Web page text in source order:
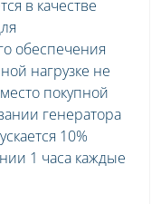
в качестве
обеспечения
нагрузке не
покупной
генератора
10%
1 часа каждые